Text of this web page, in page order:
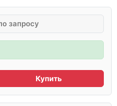
запросу
Купить